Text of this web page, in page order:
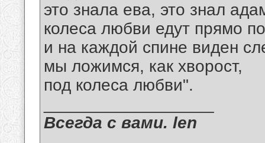
это знала ева, это знал
колеса любви едут прямо
и на каждой спине виден
мы ложимся, как хворост,
под колеса любви".
Всегда с вами. len